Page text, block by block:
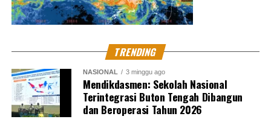
TRENDING
NASIONAL 3 minggu ago
Mendikdasmen: Sekolah Nasional
Terintegrasi Buton Tengah Dibangun
dan Beroperasi Tahun 2026